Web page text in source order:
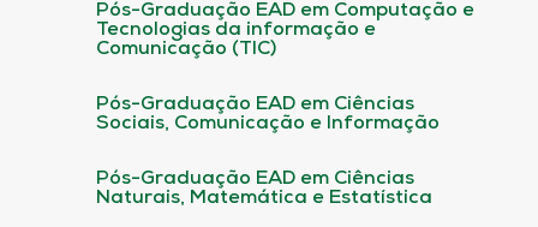
Pós-Graduação EAD em Computação e
Tecnologias da informação e
Comunicação (TIC)
Pós-Graduação EAD em Ciências
Sociais, Comunicação e Informação
Pós-Graduação EAD em Ciências
Naturais, Matemática e Estatística